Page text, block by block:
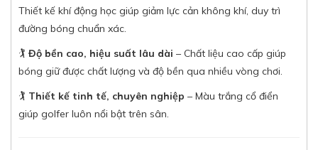
Thiết kế khí động học giúp giảm lực cản không khí, duy trì
đường bóng chuẩn xác.
🏌 Độ bền cao, hiệu suất lâu dài – Chất liệu cao cấp giúp
bóng giữ được chất lượng và độ bền qua nhiều vòng chơi.
🏌 Thiết kế tinh tế, chuyên nghiệp – Màu trắng cổ điển
giúp golfer luôn nổi bật trên sân.